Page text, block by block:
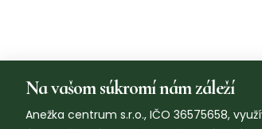
Na vašom súkromí nám záleží
Anežka centrum s.r.o., IČO 36575658,